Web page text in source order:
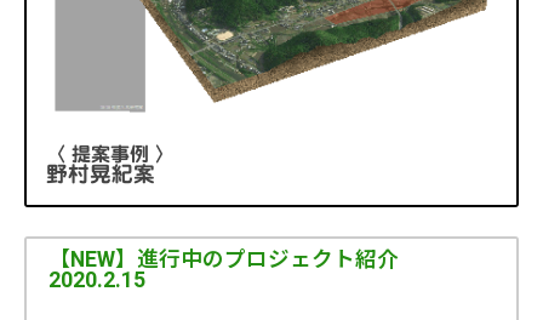
〈 提案事例 〉
野村晃紀案
【NEW】進行中のプロジェクト紹介
2020.2.15